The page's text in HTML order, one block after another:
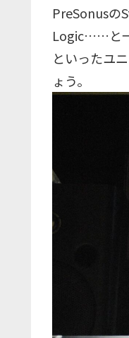
PreSonusの
Logic……と
といったユ
ょう。